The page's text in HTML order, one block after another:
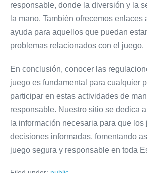
responsable, donde la diversión y la
la mano. También ofrecemos enlaces
ayuda para aquellos que puedan
problemas relacionados con el juego.
En conclusión, conocer las
juego es fundamental para cualquier
participar en estas actividades de
responsable. Nuestro sitio se dedica
la información necesaria para que los
decisiones informadas, fomentando
juego segura y responsable en toda